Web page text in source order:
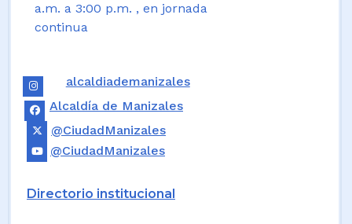
a.m. a 3:00 p.m. , en jornada
continua
alcaldiademanizales
Alcaldía de Manizales
@CiudadManizales
@CiudadManizales
Directorio institucional